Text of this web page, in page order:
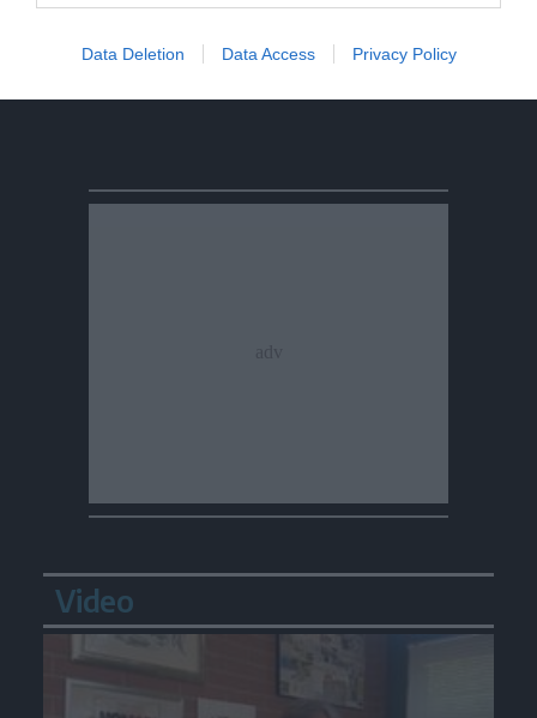
Data Deletion Data Access Privacy Policy
Tragedia sul Latemar: quattordicenne
precipita e muore
Video